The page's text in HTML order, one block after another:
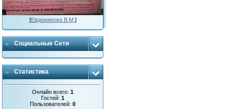
[Евдокимова В.М. ]
Социальные Сети
Статистика
Онлайн всего:1
Гостей:1
Пользователей:0